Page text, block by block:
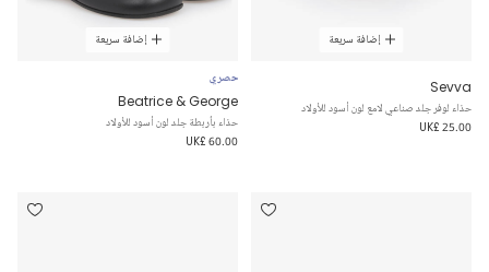
إضافة سريعة
Sevva
حذاء لوفر جلد صناعي لامع لون أسود للأولاد
UK£ 25.00
إضافة سريعة
حصري
Beatrice & George
حذاء بأربطة جلد لون أسود للأولاد
UK£ 60.00